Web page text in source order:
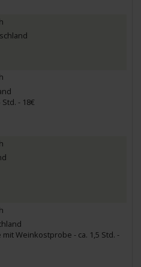
- 18€
Weinkostprobe - ca. 1,5 Std. -